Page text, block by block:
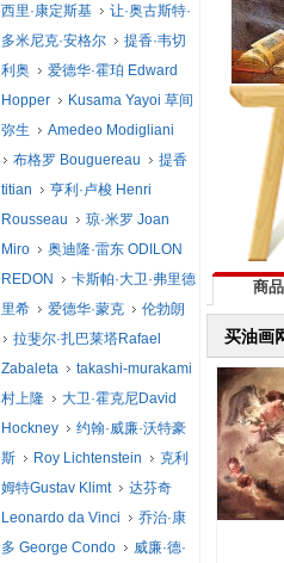
商
买油画
西里·康定斯基
让·奥古斯特·
多米尼克·安格尔
提香·韦切
利奥
爱德华·霍珀 Edward
Hopper
Kusama Yayoi 草间
弥生
Amedeo Modigliani
布格罗 Bouguereau
提香
titian
亨利·卢梭 Henri
Rousseau
琼·米罗 Joan
Miro
奥迪隆·雷东 ODILON
REDON
卡斯帕·大卫·弗里德
里希
爱德华·蒙克
伦勃朗
拉斐尔·扎巴莱塔Rafael
Zabaleta
takashi-murakami
村上隆
大卫·霍克尼David
Hockney
约翰·威廉·沃特豪
斯
Roy Lichtenstein
克利
姆特Gustav Klimt
达芬奇
Leonardo da Vinci
乔治·康
多 George Condo
威廉·德·